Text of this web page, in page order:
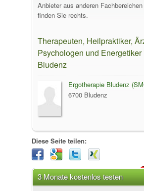
Anbieter aus anderen
finden Sie rechts.
Therapeuten, Heilpraktiker,
Psychologen und Energetiker
Bludenz
Ergotherapie Bludenz
6700 Bludenz
Diese Seite teilen:
3 Monate kostenlos testen